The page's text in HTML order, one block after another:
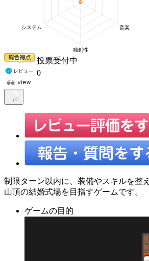
投票受付中
0
制限ターン以内に、装備やスキルを整え
山頂の結婚式場を目指すゲームです。
ゲームの目的